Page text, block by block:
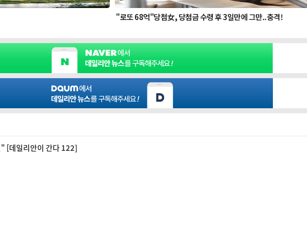
[데일리안이 간다 122]